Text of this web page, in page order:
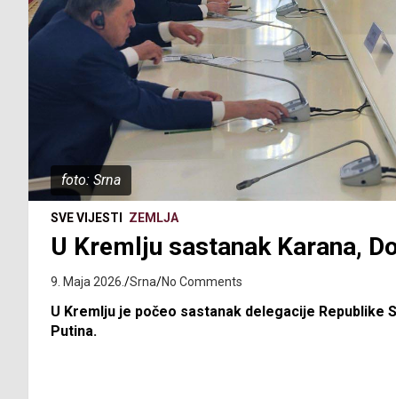
foto: Srna
SVE VIJESTI ZEMLJA
U Kremlju sastanak Karana,
9. Maja 2026. Srna No Comments
U Kremlju je počeo sastanak delegacije Republike
Putina.